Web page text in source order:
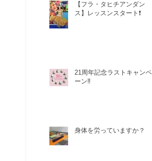
【フラ・タヒチアンダン
ス】レッスンスタート❗️
21周年記念ラストキャンペ
ーン‼️
身体を労っていますか？